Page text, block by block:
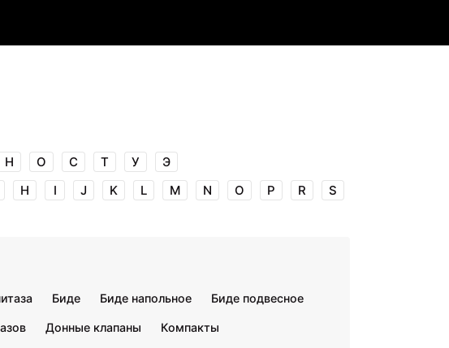
H I J K L M N O P R S
Н О С Т У Э
Биде Биде напольное Биде подвесное
Донные клапаны Компакты